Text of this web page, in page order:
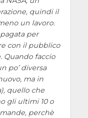
quindi il
un lavoro.
per
con il pubblico
Quando faccio
po’ diversa
ma in
quello che
gli ultimi 10 o
perchè